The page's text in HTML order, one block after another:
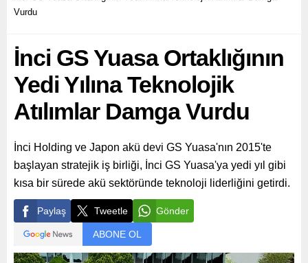
Vurdu
İnci GS Yuasa Ortaklığının
Yedi Yılına Teknolojik
Atılımlar Damga Vurdu
İnci Holding ve Japon akü devi GS Yuasa'nın 2015'te
başlayan stratejik iş birliği, İnci GS Yuasa'ya yedi yıl gibi
kısa bir sürede akü sektöründe teknoloji liderliğini getirdi.
Paylaş Tweetle Gönder
ABONE OL